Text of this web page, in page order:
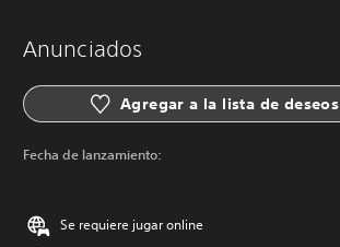
Anunciados
Agregar a la lista de deseos
Fecha de lanzamiento:
Se requiere jugar online